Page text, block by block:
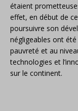
étaient
effet, en début de
poursuivre son
négligeables ont
pauvreté et au
technologies et
sur le continent.